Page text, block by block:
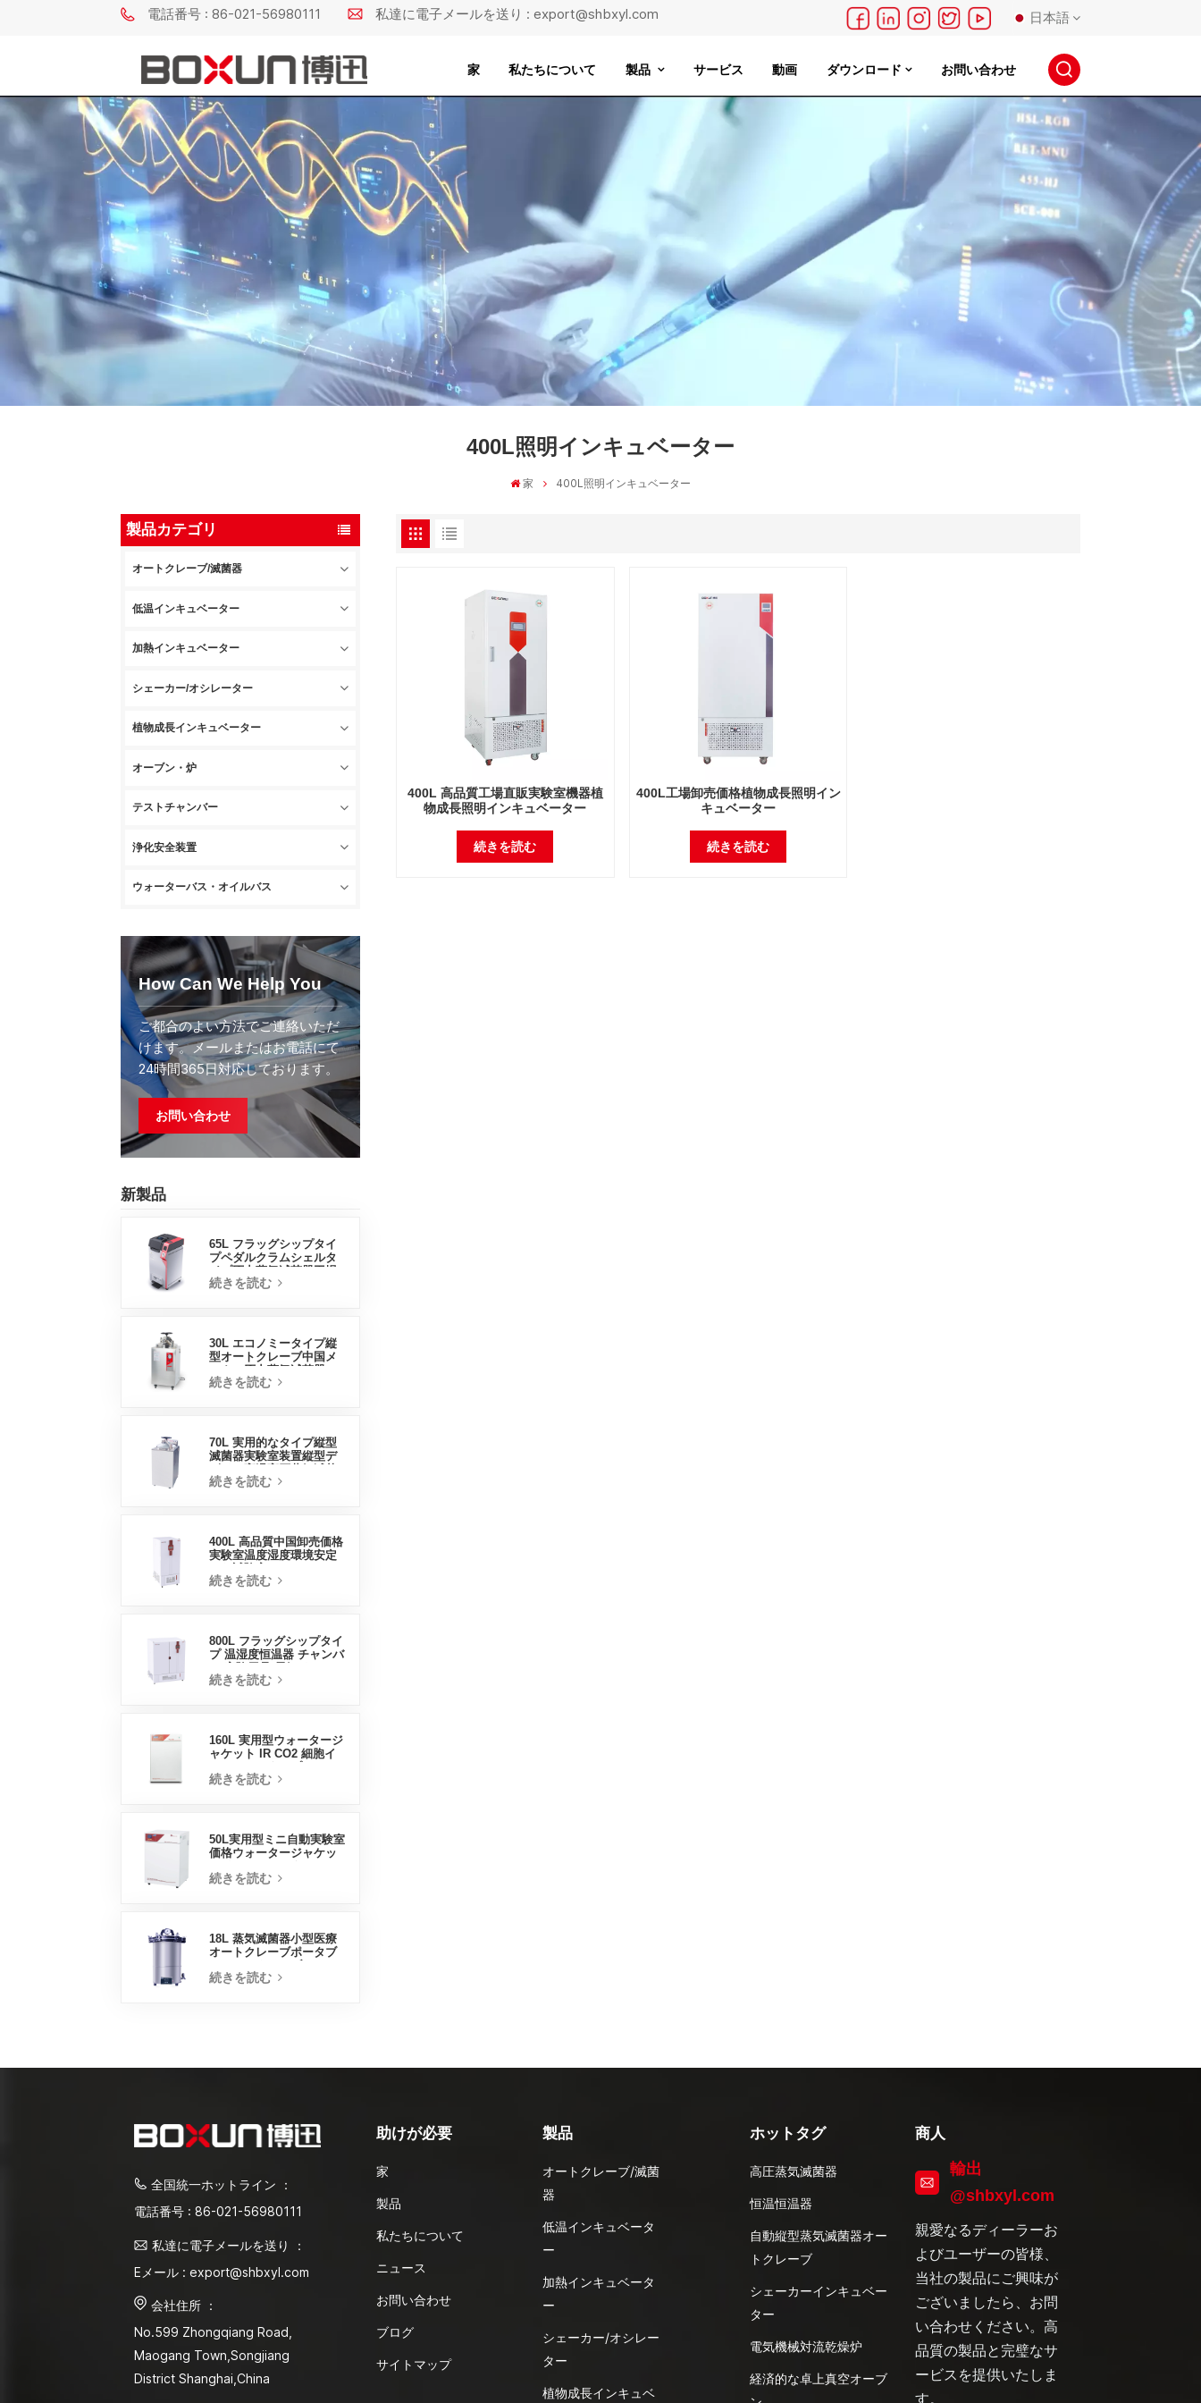
電話番号 : 86-021-56980111 私達に電子メールを送り : export@shbxyl.com 日本語
English
français
русский
español
português
日本語
家 私たちについて 製品 サービス 動画 ダウンロード お問い合わせ
400L照明インキュベーター
家 400L照明インキュベーター
製品カテゴリ
オートクレーブ/滅菌器
低温インキュベーター
加熱インキュベーター
シェーカー/オシレーター
植物成長インキュベーター
オーブン・炉
テストチャンバー
浄化安全装置
ウォーターバス・オイルバス
How Can We Help You
ご都合のよい方法でご連絡いただ
けます。メールまたはお電話にて
24時間365日対応しております。
お問い合わせ
新製品
65L フラッグシップタイ
プペダルクラムシェルタ
直販中国工場
続きを読む
30L エコノミータイプ縦
型オートクレーブ中国メ
続きを読む
70L 実用的なタイプ縦型
滅菌器実験室装置縦型デ
器
続きを読む
400L 高品質中国卸売価格
実験室温度湿度環境安定
続きを読む
800L フラッグシップタイ
プ 温湿度恒温器 チャンバ
ベーター
続きを読む
160L 実用型ウォータージ
ャケット IR CO2 細胞イ
ッショナル工場ラボイン
続きを読む
50L実用型ミニ自動実験室
価格ウォータージャケッ
続きを読む
18L 蒸気滅菌器小型医療
オートクレーブポータブ
続きを読む
400L 高品質工場直販実験室機器植
物成長照明インキュベーター
続きを読む
400L工場卸売価格植物成長照明イン
キュベーター
続きを読む
全国統一ホットライン ：
電話番号 : 86-021-56980111
私達に電子メールを送り ：
Eメール : export@shbxyl.com
会社住所 ：
No.599 Zhongqiang Road,
Maogang Town,Songjiang
District Shanghai,China
助けが必要
家
製品
私たちについて
ニュース
お問い合わせ
ブログ
サイトマップ
製品
オートクレーブ/滅菌
器
低温インキュベータ
ー
加熱インキュベータ
ー
シェーカー/オシレー
ター
植物成長インキュベ
ホットタグ
高圧蒸気滅菌器
恒温恒温器
自動縦型蒸気滅菌器オー
トクレーブ
シェーカーインキュベー
ター
電気機械対流乾燥炉
経済的な卓上真空オーブ
商人
輸出
@shbxyl.com
親愛なるディーラーお
よびユーザーの皆様、
当社の製品にご興味が
ございましたら、お問
い合わせください。高
品質の製品と完璧なサ
ービスを提供いたしま
す。